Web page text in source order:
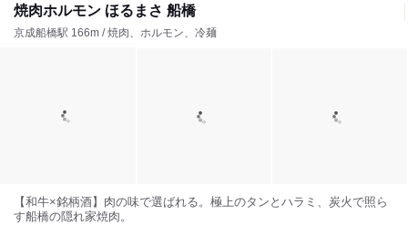
焼肉ホルモン ほるまさ 船橋
京成船橋駅 166m / 焼肉、ホルモン、冷麺
【和牛×銘柄酒】肉の味で選ばれる。極上のタンとハラミ、炭火で照ら
す船橋の隠れ家焼肉。